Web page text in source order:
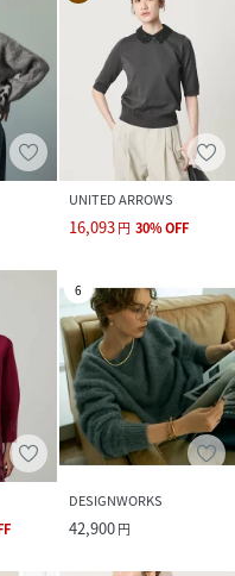
UNITED ARROWS
16,093円 30%OFF
6
DESIGNWORKS
42,900円